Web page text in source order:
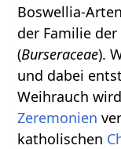
Boswellia-
der Familie
(Burseraceae).
und dabei
Weihrauch
Zeremonien
katholischen